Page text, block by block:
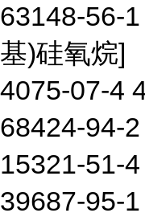
63148-56-
基)硅氧烷]
4075-07-4
68424-94-
15321-51-
39687-95-